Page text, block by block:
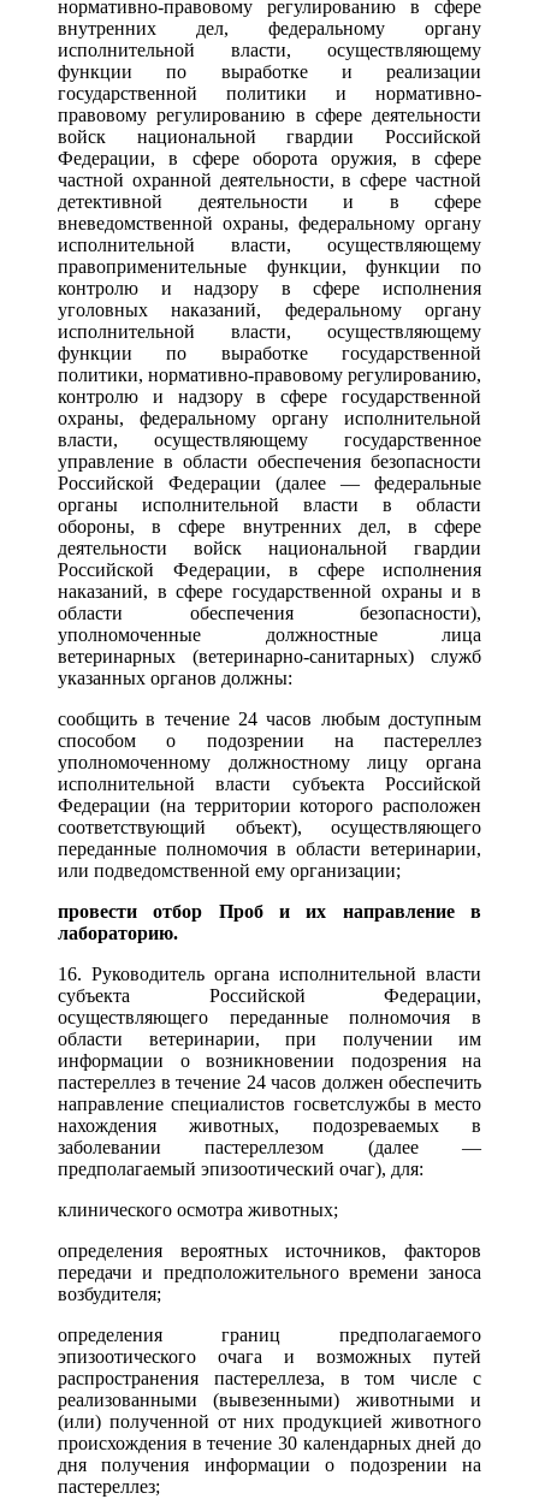
нормативно-правовому регулированию в сфере
внутренних дел, федеральному органу
исполнительной власти, осуществляющему
функции по выработке и реализации
государственной политики и нормативно-
правовому регулированию в сфере деятельности
войск национальной гвардии Российской
Федерации, в сфере оборота оружия, в сфере
частной охранной деятельности, в сфере частной
детективной деятельности и в сфере
вневедомственной охраны, федеральному органу
исполнительной власти, осуществляющему
правоприменительные функции, функции по
контролю и надзору в сфере исполнения
уголовных наказаний, федеральному органу
исполнительной власти, осуществляющему
функции по выработке государственной
политики, нормативно-правовому регулированию,
контролю и надзору в сфере государственной
охраны, федеральному органу исполнительной
власти, осуществляющему государственное
управление в области обеспечения безопасности
Российской Федерации (далее — федеральные
органы исполнительной власти в области
обороны, в сфере внутренних дел, в сфере
деятельности войск национальной гвардии
Российской Федерации, в сфере исполнения
наказаний, в сфере государственной охраны и в
области обеспечения безопасности),
уполномоченные должностные лица
ветеринарных (ветеринарно-санитарных) служб
указанных органов должны:
сообщить в течение 24 часов любым доступным
способом о подозрении на пастереллез
уполномоченному должностному лицу органа
исполнительной власти субъекта Российской
Федерации (на территории которого расположен
соответствующий объект), осуществляющего
переданные полномочия в области ветеринарии,
или подведомственной ему организации;
провести отбор Проб и их направление в
лабораторию.
16. Руководитель органа исполнительной власти
субъекта Российской Федерации,
осуществляющего переданные полномочия в
области ветеринарии, при получении им
информации о возникновении подозрения на
пастереллез в течение 24 часов должен обеспечить
направление специалистов госветслужбы в место
нахождения животных, подозреваемых в
заболевании пастереллезом (далее —
предполагаемый эпизоотический очаг), для:
клинического осмотра животных;
определения вероятных источников, факторов
передачи и предположительного времени заноса
возбудителя;
определения границ предполагаемого
эпизоотического очага и возможных путей
распространения пастереллеза, в том числе с
реализованными (вывезенными) животными и
(или) полученной от них продукцией животного
происхождения в течение 30 календарных дней до
дня получения информации о подозрении на
пастереллез;